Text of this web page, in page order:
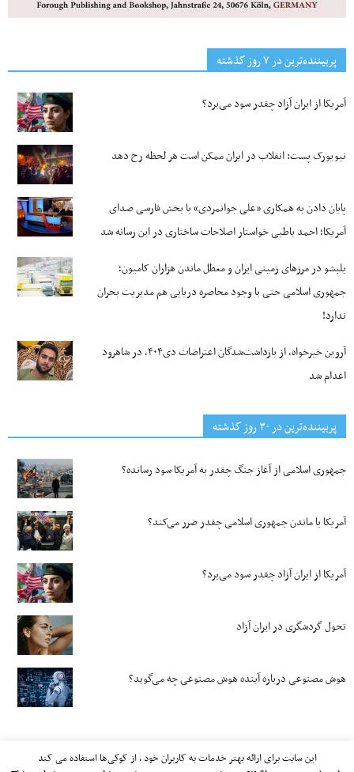
پربیننده‌ترین‌ در ۷ روز گذشته
آمریکا از ایران آزاد چقدر سود می‌برد؟
نیویورک پست: انقلاب در ایران ممکن است هر لحظه رخ دهد
پایان دادن به همکاری «علی جوانمردی» با بخش فارسی صدای
آمریکا؛ احمد باطبی خواستار اصلاحات ساختاری در این رسانه شد
بلبشو در مرزهای زمینی ایران و معطل ماندن هزاران کامیون؛
جمهوری اسلامی حتی با وجود محاصره دریایی هم مدیریت بحران
ندارد!
آروین خیرخواه، از بازداشت‌شدگان اعتراضات دی۴۰۴، در شاهرود
اعدام شد
پربیننده‌ترین‌ در ۳۰ روز گذشته
جمهوری اسلامی از آغاز جنگ چقدر به آمریکا سود رسانده؟
آمریکا با ماندن جمهوری اسلامی چقدر ضرر می‌کند؟
آمریکا از ایران آزاد چقدر سود می‌برد؟
تحول گردشگری در ایران آزاد
هوش مصنوعی درباره آینده هوش مصنوعی چه می‌گوید؟
این سایت برای ارائه بهتر خدمات به کاربران خود ، از کوکی‌ها استفاده می کند